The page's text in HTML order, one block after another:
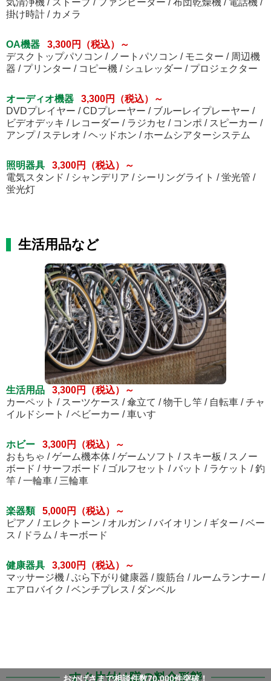
掛け時計 / カメラ
OA機器
3,300円（税込）～
デスクトップパソコン / ノートパソコン / モニター / 周辺機
器 / プリンター / コピー機 / シュレッダー / プロジェクター
オーディオ機器
3,300円（税込）～
DVDプレイヤー / CDプレーヤー / ブルーレイプレーヤー /
ビデオデッキ / レコーダー / ラジカセ / コンポ / スピーカー /
アンプ / ステレオ / ヘッドホン / ホームシアターシステム
照明器具
3,300円（税込）～
電気スタンド / シャンデリア / シーリングライト / 蛍光管 /
蛍光灯
生活用品など
生活用品
3,300円（税込）～
カーペット / スーツケース / 傘立て / 物干し竿 / 自転車 / チャ
イルドシート / ベビーカー / 車いす
ホビー
3,300円（税込）～
おもちゃ / ゲーム機本体 / ゲームソフト / スキー板 / スノー
ボード / サーフボード / ゴルフセット / バット / ラケット / 釣
竿 / 一輪車 / 三輪車
楽器類
5,000円（税込）～
ピアノ / エレクトーン / オルガン / バイオリン / ギター / ベー
ス / ドラム / キーボード
健康器具
3,300円（税込）～
マッサージ機 / ぶら下がり健康器 / 腹筋台 / ルームランナー /
エアロバイク / ベンチプレス / ダンベル
すぐ片付け隊の料金形態
おかげさまで相談件数70,000件突破！